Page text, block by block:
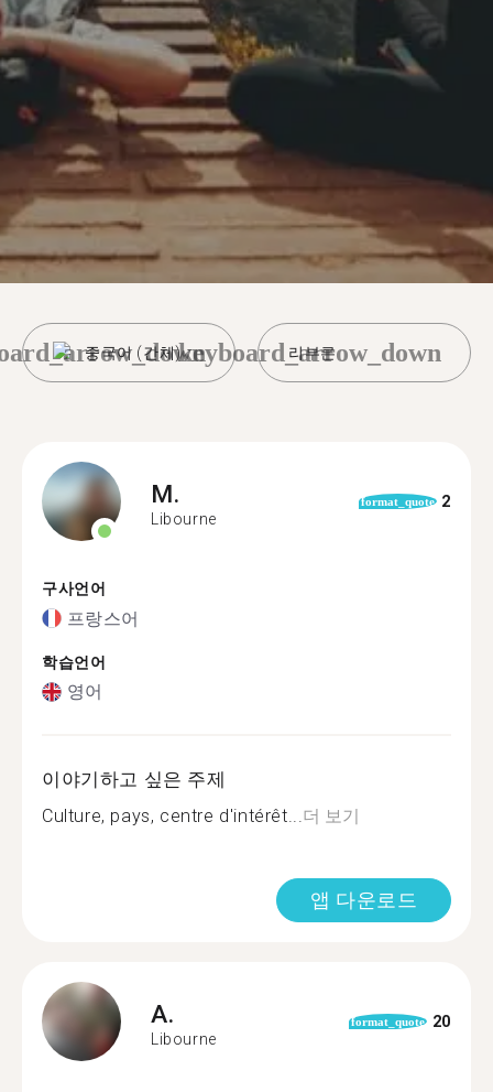
중국어 (간체) 리부른
keyboard_arrow_down
M.
Libourne
format_quote 2
구사언어
프랑스어
학습언어
영어
이야기하고 싶은 주제
Culture, pays, centre d'intérêt...더 보기
앱 다운로드
A.
Libourne
format_quote 20